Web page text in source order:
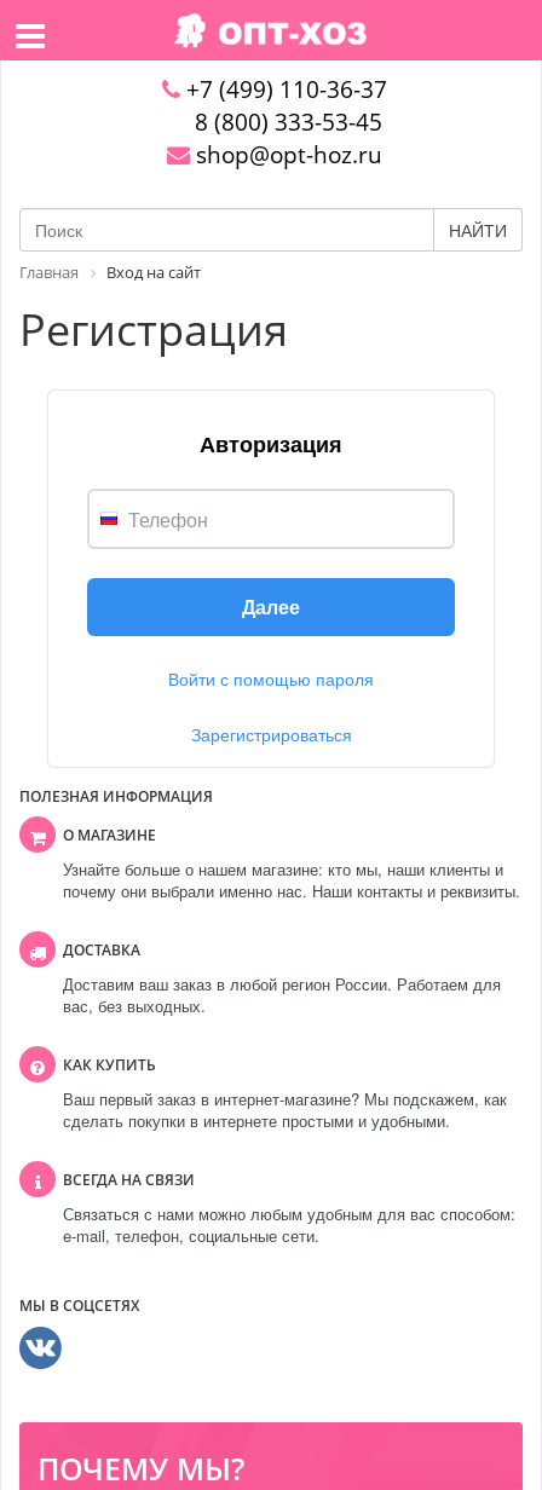
+7 (499) 110-36-37
8 (800) 333-53-45
shop@opt-hoz.ru
НАЙТИ
Главная Вход на сайт
Регистрация
Авторизация
Телефон
Далее
Войти с помощью пароля
Зарегистрироваться
ПОЛЕЗНАЯ ИНФОРМАЦИЯ
О МАГАЗИНЕ
Узнайте больше о нашем магазине: кто мы, наши клиенты и
почему они выбрали именно нас. Наши контакты и реквизиты.
ДОСТАВКА
Доставим ваш заказ в любой регион России. Работаем для
вас, без выходных.
КАК КУПИТЬ
Ваш первый заказ в интернет-магазине? Мы подскажем, как
сделать покупки в интернете простыми и удобными.
ВСЕГДА НА СВЯЗИ
Связаться с нами можно любым удобным для вас способом:
e-mail, телефон, социальные сети.
МЫ В СОЦСЕТЯХ
ПОЧЕМУ МЫ?